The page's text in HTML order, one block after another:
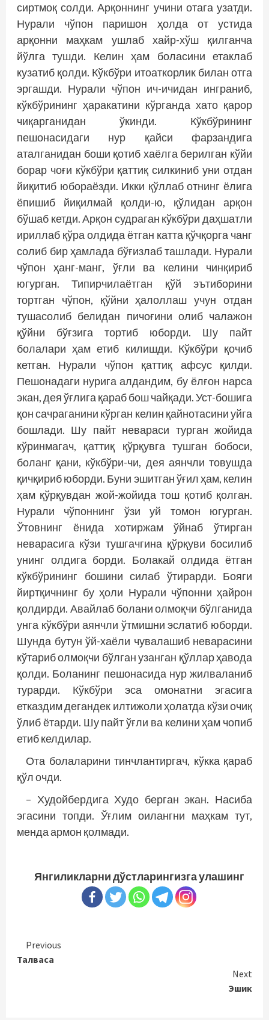
сиртмоқ солди. Арқоннинг учини отага узатди.
Нурали чўпон паришон ҳолда от устида
арқонни маҳкам ушлаб хайр-хўш қилганча
йўлга тушди. Келин ҳам боласини етаклаб
кузатиб қолди. Кўкбўри итоаткорлик билан отга
эргашди. Нурали чўпон ич-ичидан инг­раниб,
кўкбўрининг ҳаракатини кўрганда хато қарор
чиқарганидан ўкинди. Кўкбўрининг
пешонасидаги нур қайси фарзандига
аталганидан боши қотиб хаёлга берилган кўйи
борар чоғи кўкбўри қаттиқ силкиниб уни отдан
йиқитиб юбораёзди. Икки қўллаб отнинг ёлига
ёпишиб йиқилмай қолди-ю, қўлидан арқон
бўшаб кетди. Арқон судраган кўкбўри даҳшатли
ириллаб қўра олдида ётган катта қўчқорга чанг
солиб бир ҳамлада бўғизлаб ташлади. Нурали
чўпон ҳанг-манг, ўғли ва келини чинқириб
югурган. Типирчилаётган қўй эътиборини
тортган чўпон, қўйни ҳалоллаш учун отдан
тушасолиб белидан пичоғини олиб чалажон
қўйни бўғзига тортиб юборди. Шу пайт
болалари ҳам етиб килишди. Кўкбўри қочиб
кетган. Нурали чўпон қаттиқ афсус қилди.
Пешонадаги нурига алдандим, бу ёлғон нарса
экан, дея ўғлига қараб бош чайқади. Уст-бошига
қон сачраганини кўрган келин қайнотасини уйга
бош­лади. Шу пайт невараси турган жо­йида
кўринмагач, қаттиқ қўрқувга тушган бобоси,
боланг қани, кўкбўри-чи, дея аянчли товушда
қичқириб юборди. Буни эшитган ўғил ҳам, келин
ҳам қўрқувдан жой-жойида тош қотиб қолган.
Нурали чўпоннинг ўзи уй томон югурган.
Ўтовнинг ёнида хотиржам ўйнаб ўтирган
неварасига кўзи тушгачгина қўрқуви босилиб
унинг олдига борди. Болакай олдида ётган
кўкбўрининг бошини силаб ўтирарди. Бояги
йиртқичнинг бу ҳоли Нурали чўпонни ҳайрон
қолдирди. Авайлаб болани олмоқчи бўлганида
унга кўкбўри аянчли ўтмишни эслатиб юборди.
Шунда бутун ўй-хаёли чувалашиб неварасини
кўтариб олмоқчи бўлган узанган қўллар ҳавода
қолди. Боланинг пешонасида нур жилваланиб
турарди. Кўкбўри эса омонатни эгасига
етказдим дегандек илтижоли ҳолатда кўзи очиқ
ўлиб ётарди. Шу пайт ўғли ва келини ҳам чопиб
етиб келдилар.
Ота болаларини тинчлантиргач, кўкка қараб
қўл очди.
– Худойбердига Худо берган экан. Насиба
эгасини топди. Ўғлим оиланг­­ни маҳкам тут,
менда армон қолмади.
Янгиликларни дўстларингизга улашинг
Continue
Reading
Previous
Талваса
Next
Эшик